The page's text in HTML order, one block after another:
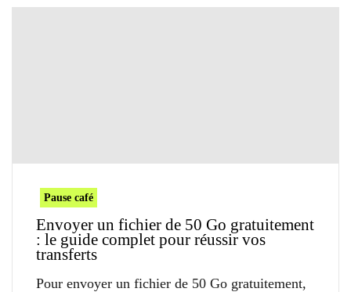
Pause café
Envoyer un fichier de 50 Go gratuitement
: le guide complet pour réussir vos
transferts
Pour envoyer un fichier de 50 Go gratuitement,